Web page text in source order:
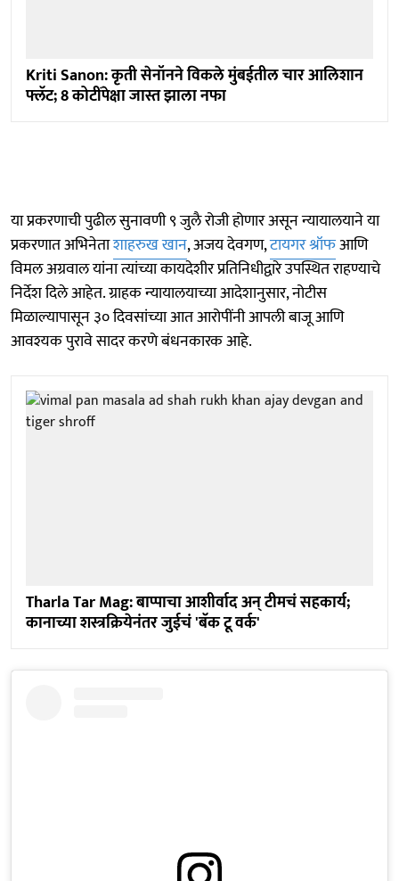
Kriti Sanon: कृती सेनॉनने विकले मुंबईतील चार आलिशान
फ्लॅट; 8 कोटींपेक्षा जास्त झाला नफा
या प्रकरणाची पुढील सुनावणी ९ जुलै रोजी होणार असून न्यायालयाने या
प्रकरणात अभिनेताशाहरुख खान, अजय देवगण,टायगर श्रॉफआणि
विमल अग्रवाल यांना त्यांच्या कायदेशीर प्रतिनिधीद्वारे उपस्थित राहण्याचे
निर्देश दिले आहेत. ग्राहक न्यायालयाच्या आदेशानुसार, नोटीस
मिळाल्यापासून ३० दिवसांच्या आत आरोपींनी आपली बाजू आणि
आवश्यक पुरावे सादर करणे बंधनकारक आहे.
Tharla Tar Mag: बाप्पाचा आशीर्वाद अन् टीमचं सहकार्य;
कानाच्या शस्त्रक्रियेनंतर जुईचं 'बॅक टू वर्क'